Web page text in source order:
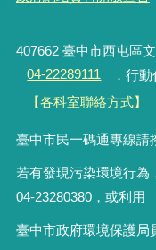
407662 臺中市西屯區
04-22289111
．行
【各科室聯絡方式】
臺中市民一碼通專線請
若有發現污染環境行為
04-23280380，或利用
臺中市政府環境保護局